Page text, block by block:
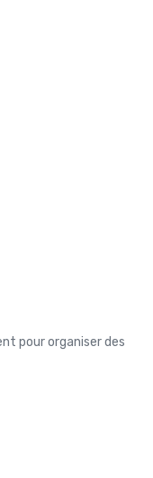
pour organiser des